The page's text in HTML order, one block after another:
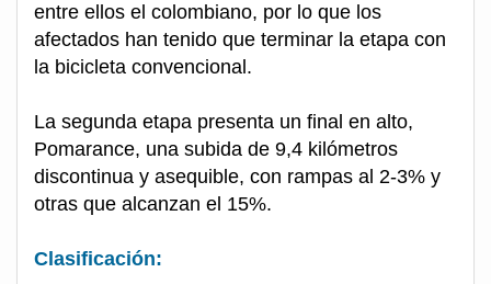
entre ellos el colombiano, por lo que los
afectados han tenido que terminar la etapa con
la bicicleta convencional.
La segunda etapa presenta un final en alto,
Pomarance, una subida de 9,4 kilómetros
discontinua y asequible, con rampas al 2-3% y
otras que alcanzan el 15%.
Clasificación: